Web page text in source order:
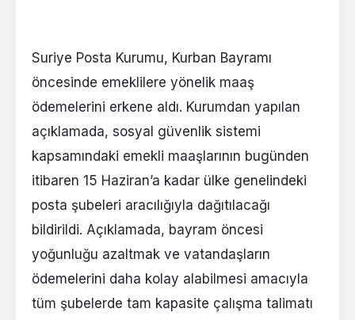
Suriye Posta Kurumu, Kurban Bayramı
öncesinde emeklilere yönelik maaş
ödemelerini erkene aldı. Kurumdan yapılan
açıklamada, sosyal güvenlik sistemi
kapsamındaki emekli maaşlarının bugünden
itibaren 15 Haziran’a kadar ülke genelindeki
posta şubeleri aracılığıyla dağıtılacağı
bildirildi. Açıklamada, bayram öncesi
yoğunluğu azaltmak ve vatandaşların
ödemelerini daha kolay alabilmesi amacıyla
tüm şubelerde tam kapasite çalışma talimatı